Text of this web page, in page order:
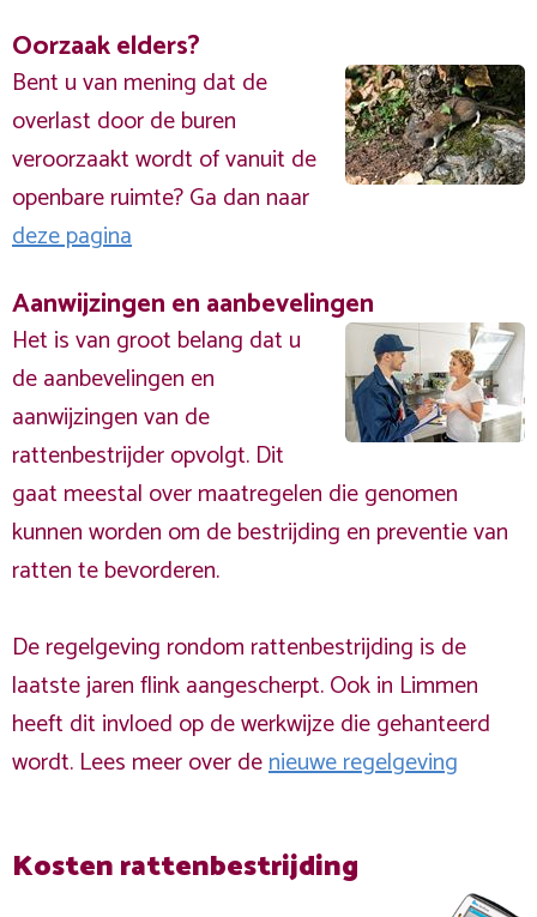
Oorzaak elders?
Bent u van mening dat de
overlast door de buren
veroorzaakt wordt of vanuit de
openbare ruimte? Ga dan naar
deze pagina
Aanwijzingen en aanbevelingen
Het is van groot belang dat u
de aanbevelingen en
aanwijzingen van de
rattenbestrijder opvolgt. Dit
gaat meestal over maatregelen die genomen
kunnen worden om de bestrijding en preventie van
ratten te bevorderen.
De regelgeving rondom rattenbestrijding is de
laatste jaren flink aangescherpt. Ook in Limmen
heeft dit invloed op de werkwijze die gehanteerd
wordt. Lees meer over denieuwe regelgeving
Kosten rattenbestrijding